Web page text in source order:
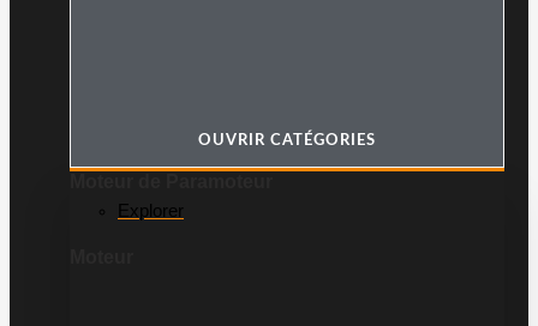
OUVRIR CATÉGORIES
Explorer